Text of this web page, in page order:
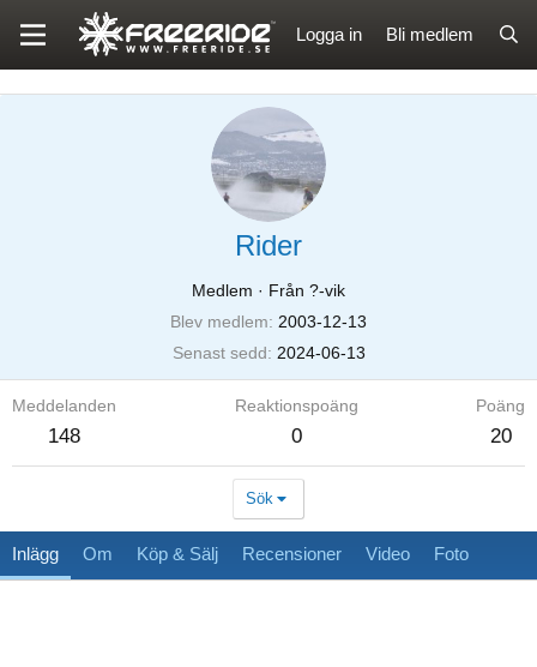
Logga in Bli medlem
Rider
Medlem · Från ?-vik
Blev medlem
2003-12-13
Senast sedd
2024-06-13
Meddelanden
148
Reaktionspoäng
0
Poäng
20
Sök
Inlägg Om Köp & Sälj Recensioner Video Foto